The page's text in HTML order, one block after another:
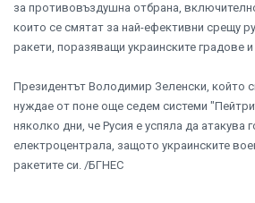
за противовъздушна отбрана,
които се смятат за най-ефективни срещу
ракети, поразяващи украинските градове
Президентът Володимир Зеленски, който
нуждае от поне още седем системи
няколко дни, че Русия е успяла да атакува
електроцентрала, защото украинските
ракетите си. /БГНЕС